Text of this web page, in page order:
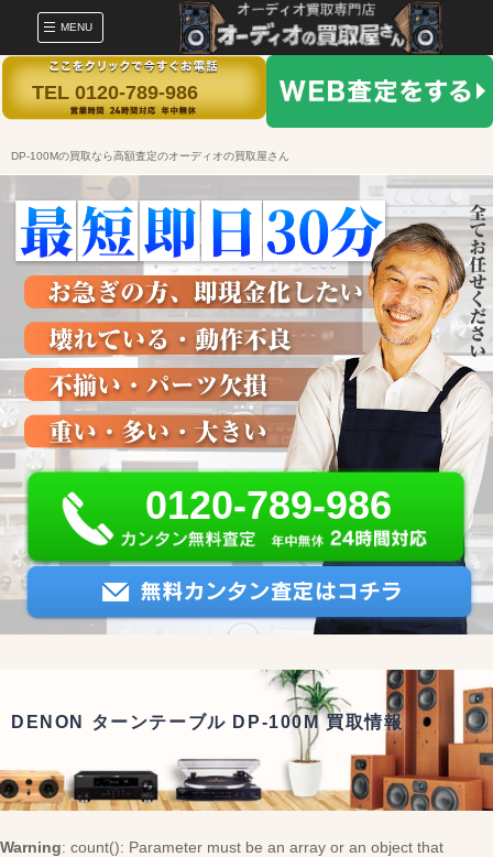
MENU
TEL 0120-789-986
DP-100Mの買取なら高額査定のオーディオの買取屋さん
0120-789-986
DENON ターンテーブル DP-100M 買取情報
Warning: count(): Parameter must be an array or an object that